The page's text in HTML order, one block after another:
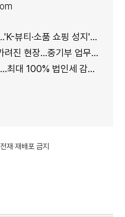
티·소품 쇼핑 성지'로 등극
장...중기부 업무보고의 그늘
100% 법인세 감면 나서
재·재배포 금지